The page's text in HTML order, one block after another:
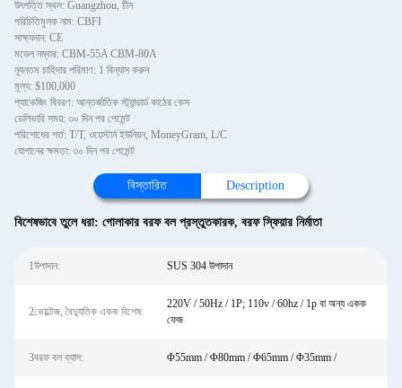
উৎপত্তি স্থল: Guangzhou, চীন
পরিচিতিমুলক নাম: CBFI
সাক্ষ্যদান: CE
মডেল নম্বার: CBM-55A CBM-80A
ন্যূনতম চাহিদার পরিমাণ: 1 বিন্যাস করুন
মূল্য: $100,000
প্যাকেজিং বিবরণ: আন্তর্জাতিক স্ট্যান্ডার্ড কাঠের কেস
ডেলিভারি সময়: ৩০ দিন পর পেমেন্ট
পরিশোধের শর্ত: T/T, ওয়েস্টার্ন ইউনিয়ন, MoneyGram, L/C
যোগানের ক্ষমতা: ৩০ দিন পর পেমেন্ট
বিস্তারিত Description
বিশেষভাবে তুলে ধরা: গোলাকার বরফ বল প্রস্তুতকারক, বরফ স্ফিয়ার নির্মাতা
1উপাদান: SUS 304 উপাদান
2ভোল্টেজ, বৈদ্যুতিক একক বিশেষ:
220V / 50Hz / 1P; 110v / 60hz / 1p বা অন্য একক
ফেজ
3বরফ বল ব্যাস: Φ55mm / Φ80mm / Φ65mm / Φ35mm /